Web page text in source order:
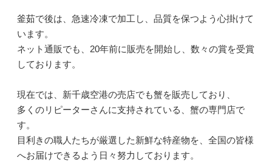
釜茹で後は、急速冷凍で加工し、品質を保つよう心掛けて
います。
ネット通販でも、20年前に販売を開始し、数々の賞を受賞
しております。
現在では、新千歳空港の売店でも蟹を販売しており、
多くのリピーターさんに支持されている、蟹の専門店で
す。
目利きの職人たちが厳選した新鮮な特産物を、全国の皆様
へお届けできるよう日々努力しております。